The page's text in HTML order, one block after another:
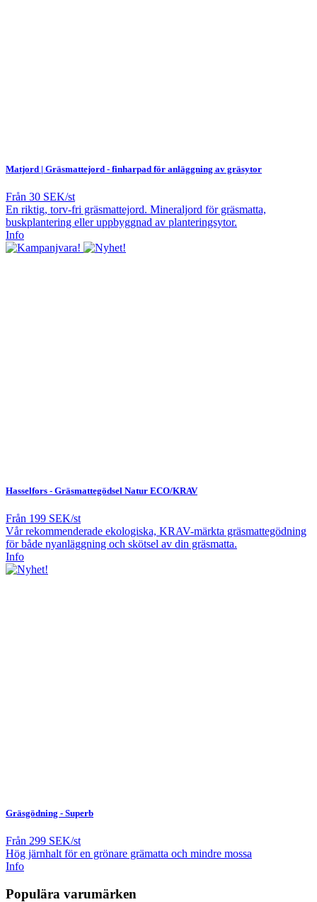
Matjord | Gräsmattejord - finharpad för anläggning av gräsytor
Från 30 SEK/st
En riktig, torv-fri gräsmattejord. Mineraljord för gräsmatta,
buskplantering eller uppbyggnad av planteringsytor.
Info
Hasselfors - Gräsmattegödsel Natur ECO/KRAV
Från 199 SEK/st
Vår rekommenderade ekologiska, KRAV-märkta gräsmattegödning
för både nyanläggning och skötsel av din gräsmatta.
Info
Gräsgödning - Superb
Från 299 SEK/st
Hög järnhalt för en grönare grämatta och mindre mossa
Info
Populära varumärken